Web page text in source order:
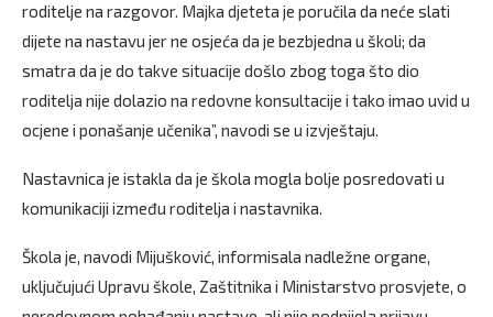
roditelje na razgovor. Majka djeteta je poručila da neće slati
dijete na nastavu jer ne osjeća da je bezbjedna u školi; da
smatra da je do takve situacije došlo zbog toga što dio
roditelja nije dolazio na redovne konsultacije i tako imao uvid u
ocjene i ponašanje učenika”, navodi se u izvještaju.
Nastavnica je istakla da je škola mogla bolje posredovati u
komunikaciji između roditelja i nastavnika.
Škola je, navodi Mijušković, informisala nadležne organe,
uključujući Upravu škole, Zaštitnika i Ministarstvo prosvjete, o